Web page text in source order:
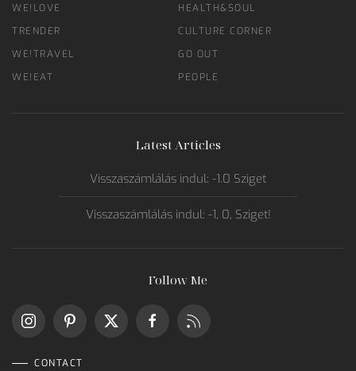
WE!LOVE
TRENDER
WE!TRAVEL
WE!EAT
HEALTH&SOUL
CULTURE CORNER
GO OUT
PEOPLE
Latest Articles
Visszaszámlálás indul: -1.0 Sziget
Visszaszámlálás indul: -1, 0, Sziget!
Follow Me
CONTACT